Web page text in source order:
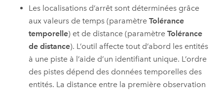
Les localisations d’arrêt sont déterminées grâce
aux valeurs de temps (paramètreTolérance
temporelle) et de distance (paramètreTolérance
de distance). L’outil affecte tout d’abord les entités
à une piste à l’aide d’un identifiant unique. L’ordre
des pistes dépend des données temporelles des
entités. La distance entre la première observation